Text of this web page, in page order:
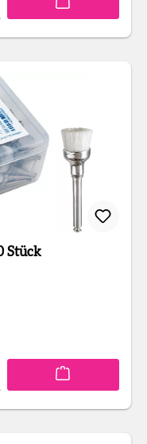
ein oder benutze die